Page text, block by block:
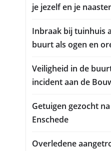
je jezelf en je
Inbraak bij tuinhuis
buurt als ogen en
Veiligheid in de
incident aan de
Getuigen gezocht
Enschede
Overledene